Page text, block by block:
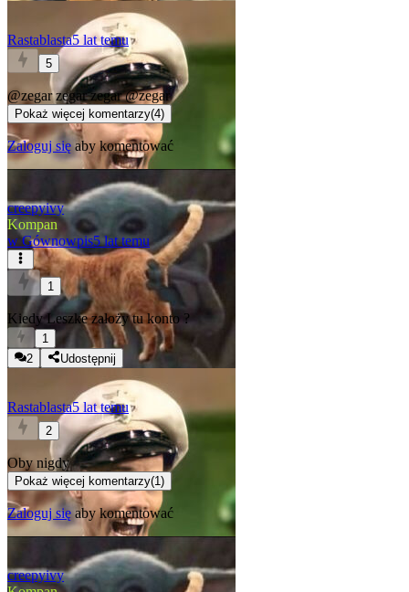
Rastablasta5 lat temu
5
@zegarzegar zegar@zegar
Pokaż więcej komentarzy(4)
Zaloguj się aby komentować
creepyivy
Kompan
w Gównowpis5 lat temu
1
Kiedy Leszke założy tu konto ?
1
2
Udostępnij
Rastablasta5 lat temu
2
Oby nigdy
Pokaż więcej komentarzy(1)
Zaloguj się aby komentować
creepyivy